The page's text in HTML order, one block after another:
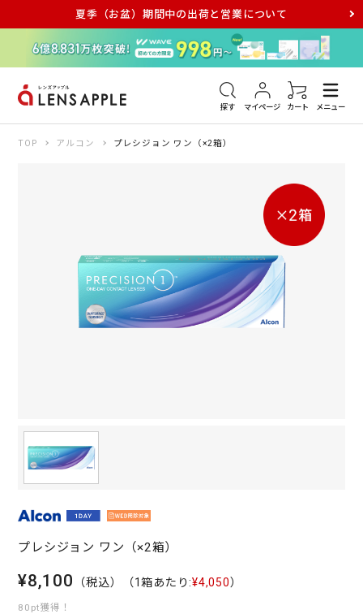
夏季（お盆）期間中の出荷と営業について
探す マイページ カート メニュー
アキュビュー メダリスト メガネ
TOP アルコン プレシジョン ワン（×2箱）
プレシジョン ワン（×2箱）
¥8,100 （税込） （1箱あたり:¥4,050）
80pt獲得！